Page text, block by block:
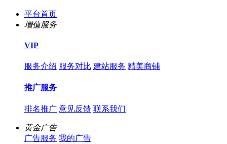
平台首页
增值服务
VIP
服务介绍 服务对比 建站服务 精美商铺
推广服务
排名推广 意见反馈 联系我们
黄金广告
广告服务 我的广告